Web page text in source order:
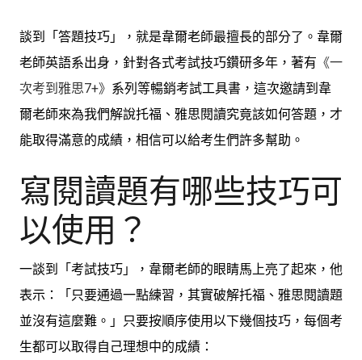
談到「答題技巧」，就是韋爾老師最擅長的部分了。韋爾
老師英語系出身，針對各式考試技巧鑽研多年，著有 《一
次考到雅思7+》 系列等暢銷考試工具書，這次邀請到韋
爾老師來為我們解說托福、雅思閱讀究竟該如何答題，才
能取得滿意的成績，相信可以給考生們許多幫助。
寫閱讀題有哪些技巧可
以使用？
一談到「考試技巧」，韋爾老師的眼睛馬上亮了起來，他
表示：「只要通過一點練習，其實破解托福、雅思閱讀題
並沒有這麼難。」只要按順序使用以下幾個技巧，每個考
生都可以取得自己理想中的成績：